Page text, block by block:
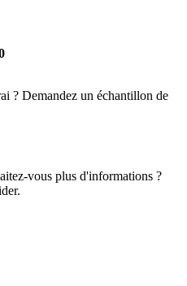
? Demandez un échantillon de
vous plus d'informations ?